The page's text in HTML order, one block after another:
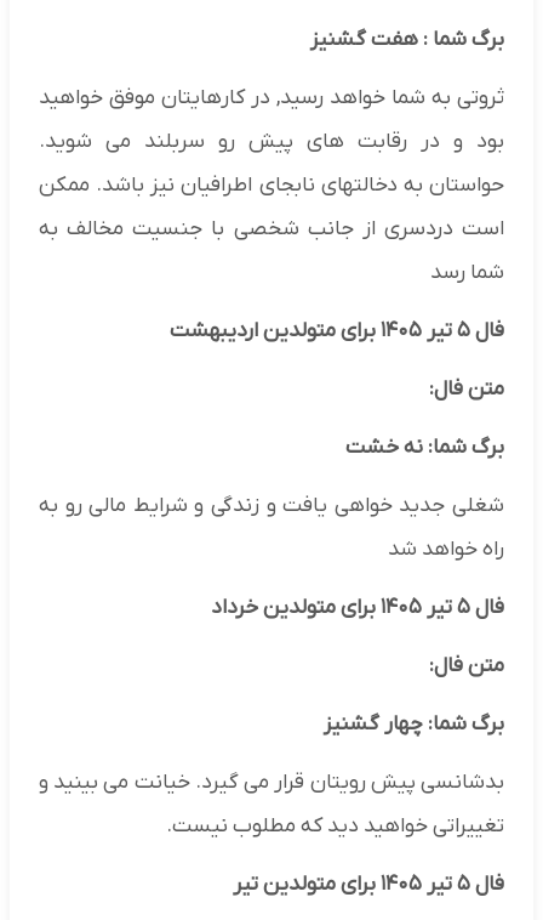
برگ شما : هفت گشنیز
ثروتی به شما خواهد رسید, در کارهایتان موفق خواهید
بود و در رقابت های پیش رو سربلند می شوید.
حواستان به دخالتهای نابجای اطرافیان نیز باشد. ممکن
است دردسری از جانب شخصی با جنسیت مخالف به
شما رسد
فال ۵ تیر ۱۴۰۵ برای متولدین اردیبهشت
متن فال:
برگ شما: نه خشت
شغلی جدید خواهی یافت و زندگی و شرایط مالی رو به
راه خواهد شد
فال ۵ تیر ۱۴۰۵ برای متولدین خرداد
متن فال:
برگ شما: چهار گشنیز
بدشانسی پیش رویتان قرار می گیرد. خیانت می بینید و
تغییراتی خواهید دید که مطلوب نیست.
فال ۵ تیر ۱۴۰۵ برای متولدین تیر